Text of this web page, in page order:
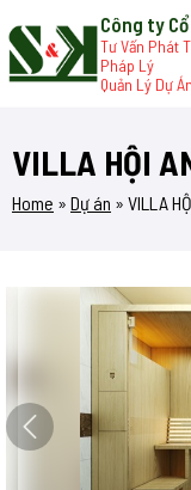
Công ty
Tư Vấn Phát
Pháp Lý
Quản Lý Dự
VILLA HỘI
Home » Dự án » VILLA